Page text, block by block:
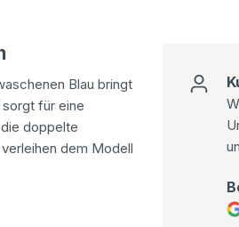
Blau bringt
für eine
doppelte
dem Modell